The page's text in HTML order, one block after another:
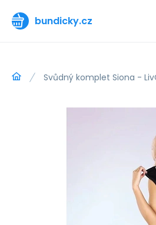
bundicky.cz
Svůdný komplet Siona -